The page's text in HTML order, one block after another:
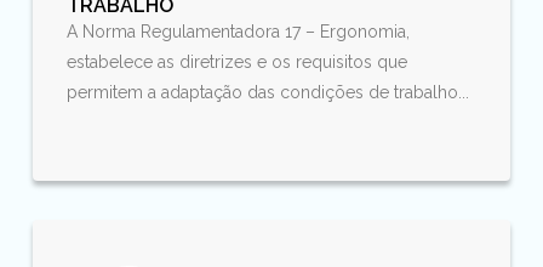
TRABALHO
A Norma Regulamentadora 17 – Ergonomia,
estabelece as diretrizes e os requisitos que
permitem a adaptação das condições de trabalho...